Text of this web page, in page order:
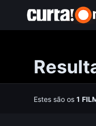
Estes são os1